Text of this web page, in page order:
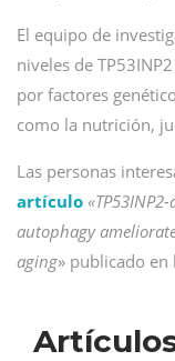
El equipo de
niveles de
por factores
como la nutrición,
Las personas
artículo
autophagy
aging» publicado